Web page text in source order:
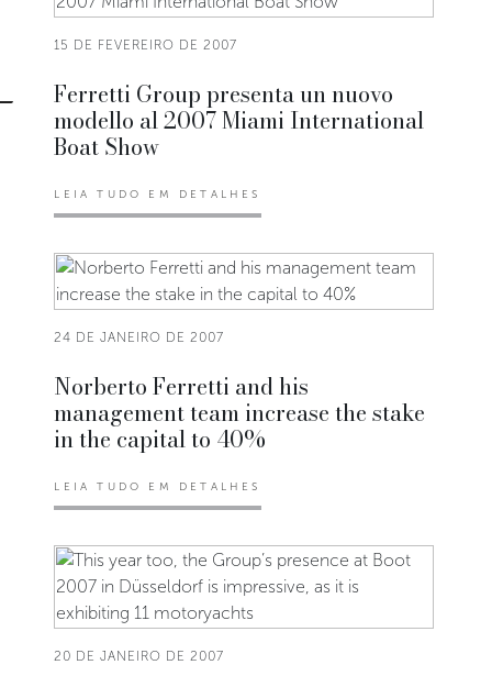
15 DE FEVEREIRO DE 2007
Ferretti Group presenta un nuovo
modello al 2007 Miami International
Boat Show
LEIA TUDO EM DETALHES
24 DE JANEIRO DE 2007
Norberto Ferretti and his
management team increase the stake
in the capital to 40%
LEIA TUDO EM DETALHES
20 DE JANEIRO DE 2007